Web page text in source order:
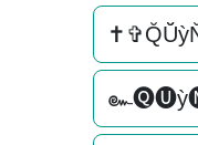
๛